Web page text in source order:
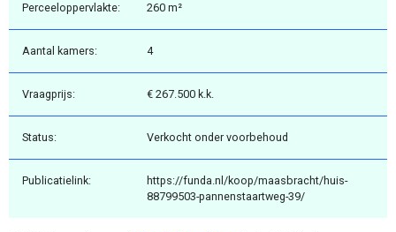
Perceeloppervlakte: 260 m²
Aantal kamers: 4
Vraagprijs: € 267.500 k.k.
Status: Verkocht onder voorbehoud
Publicatielink:
https://funda.nl/koop/maasbracht/huis-
88799503-pannenstaartweg-39/